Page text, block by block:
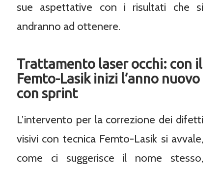
sue aspettative con i risultati che si
andranno ad ottenere.
Trattamento laser occhi: con il
Femto-Lasik inizi l’anno nuovo
con sprint
L’intervento per la correzione dei difetti
visivi con tecnica Femto-Lasik si avvale,
come ci suggerisce il nome stesso,